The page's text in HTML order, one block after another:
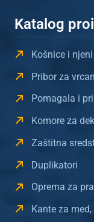
Katalog
Košnice i
Pribor za
Pomagala i
Komore za
Zaštitna
Duplikatori
Oprema za
Kante za